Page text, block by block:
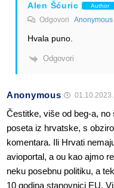
Alen Šćuric Author
Odgovori Anonymous
Hvala puno.
Odgovori
Anonymous 01.10.2023.
Čestitke, više od beg-a,
poseta iz hrvatske, s
komentara. Ili Hrvati
avioportal, a ou kao ajmo
neku posebnu politiku, a
10 godina stanovnici EU.